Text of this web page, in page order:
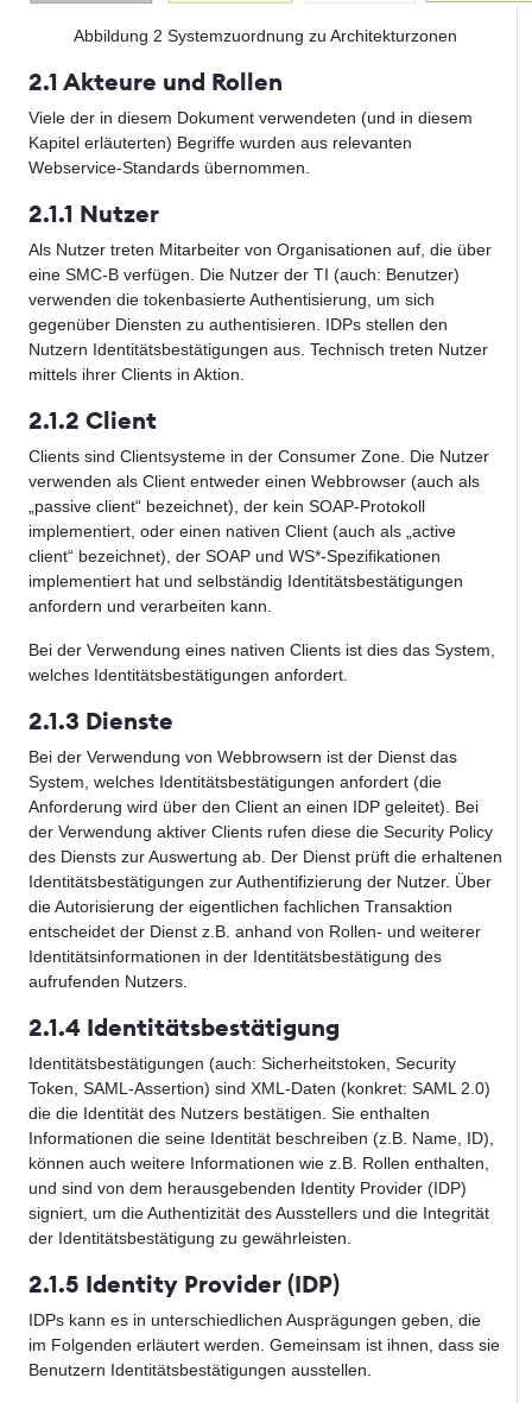
Abbildung 2 Systemzuordnung zu Architekturzonen
2.1 Akteure und Rollen
Viele der in diesem Dokument verwendeten (und in diesem
Kapitel erläuterten) Begriffe wurden aus relevanten
Webservice-Standards übernommen.
2.1.1 Nutzer
Als Nutzer treten Mitarbeiter von Organisationen auf, die über
eine SMC-B verfügen. Die Nutzer der TI (auch: Benutzer)
verwenden die tokenbasierte Authentisierung, um sich
gegenüber Diensten zu authentisieren. IDPs stellen den
Nutzern Identitätsbestätigungen aus. Technisch treten Nutzer
mittels ihrer Clients in Aktion.
2.1.2 Client
Clients sind Clientsysteme in der Consumer Zone. Die Nutzer
verwenden als Client entweder einen Webbrowser (auch als
„passive client“ bezeichnet), der kein SOAP-Protokoll
implementiert, oder einen nativen Client (auch als „active
client“ bezeichnet), der SOAP und WS*-Spezifikationen
implementiert hat und selbständig Identitätsbestätigungen
anfordern und verarbeiten kann.
Bei der Verwendung eines nativen Clients ist dies das System,
welches Identitätsbestätigungen anfordert.
2.1.3 Dienste
Bei der Verwendung von Webbrowsern ist der Dienst das
System, welches Identitätsbestätigungen anfordert (die
Anforderung wird über den Client an einen IDP geleitet). Bei
der Verwendung aktiver Clients rufen diese die Security Policy
des Diensts zur Auswertung ab. Der Dienst prüft die erhaltenen
Identitätsbestätigungen zur Authentifizierung der Nutzer. Über
die Autorisierung der eigentlichen fachlichen Transaktion
entscheidet der Dienst z.B. anhand von Rollen- und weiterer
Identitätsinformationen in der Identitätsbestätigung des
aufrufenden Nutzers.
2.1.4 Identitätsbestätigung
Identitätsbestätigungen (auch: Sicherheitstoken, Security
Token, SAML-Assertion) sind XML-Daten (konkret: SAML 2.0)
die die Identität des Nutzers bestätigen. Sie enthalten
Informationen die seine Identität beschreiben (z.B. Name, ID),
können auch weitere Informationen wie z.B. Rollen enthalten,
und sind von dem herausgebenden Identity Provider (IDP)
signiert, um die Authentizität des Ausstellers und die Integrität
der Identitätsbestätigung zu gewährleisten.
2.1.5 Identity Provider (IDP)
IDPs kann es in unterschiedlichen Ausprägungen geben, die
im Folgenden erläutert werden. Gemeinsam ist ihnen, dass sie
Benutzern Identitätsbestätigungen ausstellen.